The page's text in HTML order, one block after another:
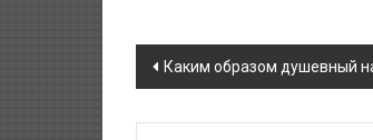
Navigasi
Каким образом душевный